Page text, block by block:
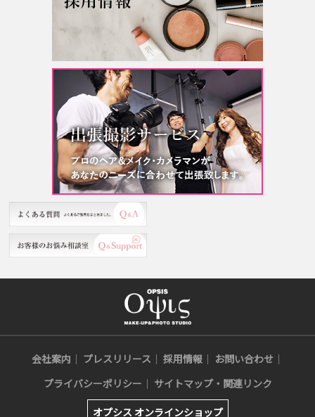
会社案内 プレスリリース 採用情報
お問い合わせ
プライバシーポリシー
サイトマップ・関連リンク
オプシス オンラインショップ